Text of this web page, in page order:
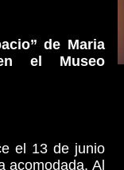
de Maria
el Museo
el 13 de junio
acomodada. Al